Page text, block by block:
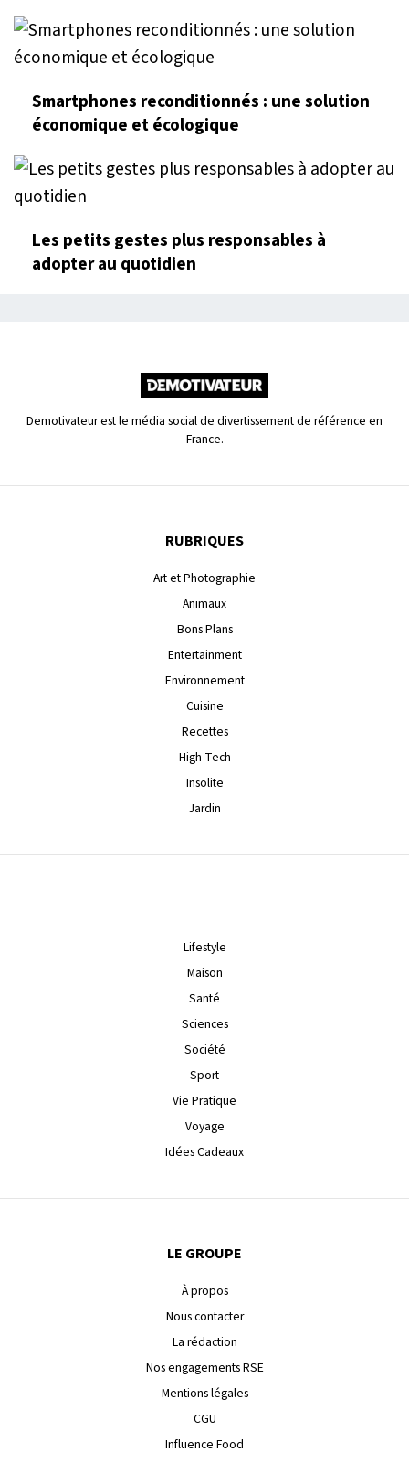
Smartphones reconditionnés : une solution
économique et écologique
Les petits gestes plus responsables à
adopter au quotidien
Demotivateur est le média social de divertissement de référence en
France.
RUBRIQUES
Art et Photographie
Animaux
Bons Plans
Entertainment
Environnement
Cuisine
Recettes
High-Tech
Insolite
Jardin
Lifestyle
Maison
Santé
Sciences
Société
Sport
Vie Pratique
Voyage
Idées Cadeaux
LE GROUPE
À propos
Nous contacter
La rédaction
Nos engagements RSE
Mentions légales
CGU
Influence Food